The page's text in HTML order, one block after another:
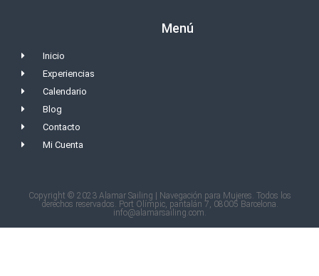
Menú
Inicio
Experiencias
Calendario
Blog
Contacto
Mi Cuenta
Copyright © 2023 Alamar Sailing | Navegación para Mujeres. Todos los
derechos reservados. Port Olímpic, pantalán 7, 08005 Barcelona.
info@alamarsailing.com.